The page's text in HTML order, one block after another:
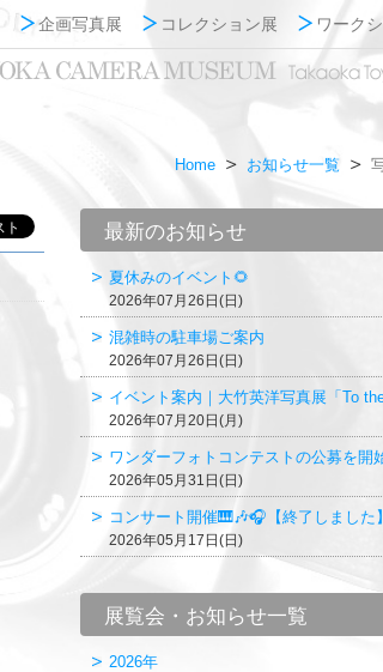
企画写真展 コレクション展 ワーク
Home お知らせ一覧
最新のお知らせ
夏休みのイベント🌻
2026年07月26日(日)
混雑時の駐車場ご案内
2026年07月26日(日)
イベント案内｜大竹英洋写真展「To
2026年07月20日(月)
ワンダーフォトコンテストの公募を開
2026年05月31日(日)
コンサート開催🎹🎶🎧【終了しました】
2026年05月17日(日)
展覧会・お知らせ一覧
2026年